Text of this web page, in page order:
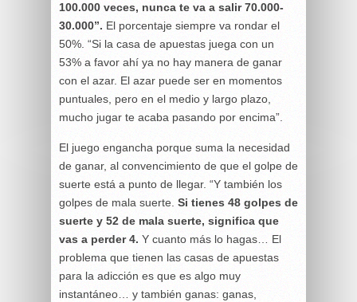
100.000 veces, nunca te va a salir 70.000-
30.000”. El porcentaje siempre va rondar el
50%. “Si la casa de apuestas juega con un
53% a favor ahí ya no hay manera de ganar
con el azar. El azar puede ser en momentos
puntuales, pero en el medio y largo plazo,
mucho jugar te acaba pasando por encima”.
El juego engancha porque suma la necesidad
de ganar, al convencimiento de que el golpe de
suerte está a punto de llegar. “Y también los
golpes de mala suerte. Si tienes 48 golpes de
suerte y 52 de mala suerte, significa que
vas a perder 4. Y cuanto más lo hagas… El
problema que tienen las casas de apuestas
para la adicción es que es algo muy
instantáneo… y también ganas: ganas,